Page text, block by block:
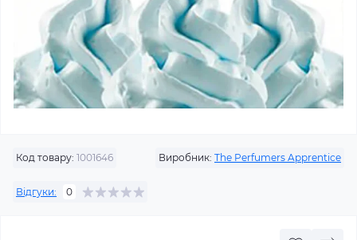
Код товару: 1001646 Виробник: The Perfumers Apprentice
Відгуки: 0